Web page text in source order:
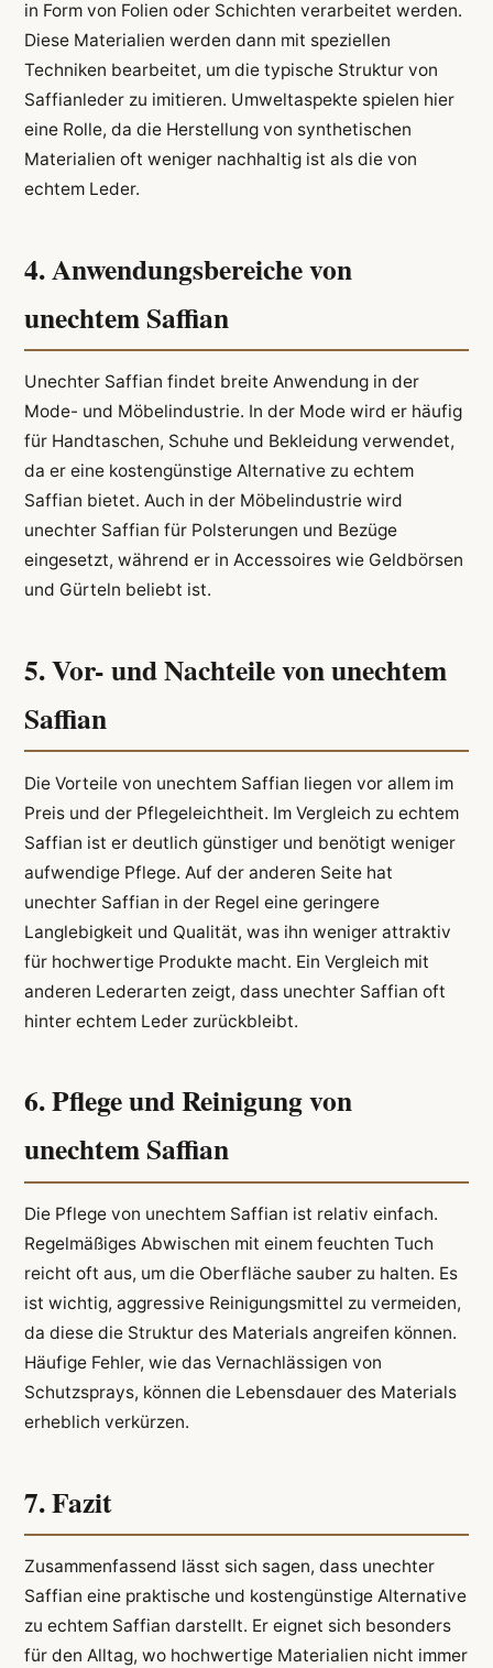
in Form von Folien oder Schichten verarbeitet werden.
Diese Materialien werden dann mit speziellen
Techniken bearbeitet, um die typische Struktur von
Saffianleder zu imitieren. Umweltaspekte spielen hier
eine Rolle, da die Herstellung von synthetischen
Materialien oft weniger nachhaltig ist als die von
echtem Leder.
4. Anwendungsbereiche von
unechtem Saffian
Unechter Saffian findet breite Anwendung in der
Mode- und Möbelindustrie. In der Mode wird er häufig
für Handtaschen, Schuhe und Bekleidung verwendet,
da er eine kostengünstige Alternative zu echtem
Saffian bietet. Auch in der Möbelindustrie wird
unechter Saffian für Polsterungen und Bezüge
eingesetzt, während er in Accessoires wie Geldbörsen
und Gürteln beliebt ist.
5. Vor- und Nachteile von unechtem
Saffian
Die Vorteile von unechtem Saffian liegen vor allem im
Preis und der Pflegeleichtheit. Im Vergleich zu echtem
Saffian ist er deutlich günstiger und benötigt weniger
aufwendige Pflege. Auf der anderen Seite hat
unechter Saffian in der Regel eine geringere
Langlebigkeit und Qualität, was ihn weniger attraktiv
für hochwertige Produkte macht. Ein Vergleich mit
anderen Lederarten zeigt, dass unechter Saffian oft
hinter echtem Leder zurückbleibt.
6. Pflege und Reinigung von
unechtem Saffian
Die Pflege von unechtem Saffian ist relativ einfach.
Regelmäßiges Abwischen mit einem feuchten Tuch
reicht oft aus, um die Oberfläche sauber zu halten. Es
ist wichtig, aggressive Reinigungsmittel zu vermeiden,
da diese die Struktur des Materials angreifen können.
Häufige Fehler, wie das Vernachlässigen von
Schutzsprays, können die Lebensdauer des Materials
erheblich verkürzen.
7. Fazit
Zusammenfassend lässt sich sagen, dass unechter
Saffian eine praktische und kostengünstige Alternative
zu echtem Saffian darstellt. Er eignet sich besonders
für den Alltag, wo hochwertige Materialien nicht immer